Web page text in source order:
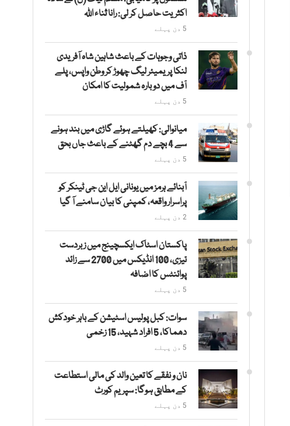
اکثریت حاصل کر لی: رانا ثناء اللہ
5 دن پہلے
ذاتی وجوہات کے باعث شاہین شاہ آفریدی
لنکا پریمیئر لیگ چھوڑ کر وطن واپس، پلے
آف میں دوبارہ شمولیت کا امکان
5 دن پہلے
میانوالی: کھیلتے ہوئے گاڑی میں بند ہونے
سے 4 بچے دم گھٹنے کے باعث جاں بحق
5 دن پہلے
آبنائے ہرمز میں یونانی ایل این جی ٹینکر کو
پراسرار واقعہ، کمپنی کا بیان سامنے آ گیا
2 دن پہلے
پاکستان اسٹاک ایکسچینج میں زبردست
تیزی، 100 انڈیکس میں 2700 سے زائد
پوائنٹس کا اضافہ
5 دن پہلے
سوات: کبل پولیس اسٹیشن کے باہر خودکش
دھماکا، 5 افراد شہید، 15 زخمی
5 دن پہلے
نان و نفقے کا تعین والد کی مالی استطاعت
کے مطابق ہوگا: سپریم کورٹ
5 دن پہلے